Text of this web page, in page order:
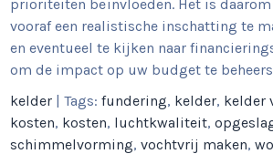
prioriteiten beïnvloeden. Het is
vooraf een realistische inschatting te
en eventueel te kijken naar
om de impact op uw budget te
kelder | Tags:fundering, kelder, kelder
kosten, kosten, luchtkwaliteit,
schimmelvorming,vochtvrij maken,